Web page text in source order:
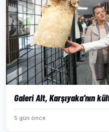
Galeri Alt, Karşıyaka’nın
5 gün önce